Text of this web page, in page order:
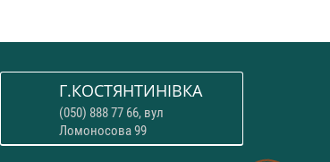
Г.КОСТЯНТИНІВКА
(050) 888 77 66, вул
Ломоносова 99